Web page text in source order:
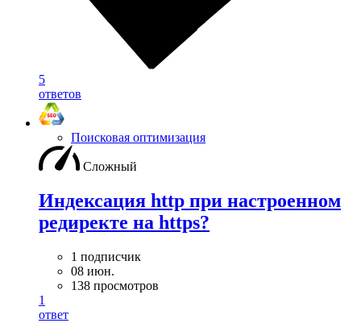
5
ответов
Поисковая оптимизация
Сложный
Индексация http при настроенном
редиректе на https?
1 подписчик
08 июн.
138 просмотров
1
ответ